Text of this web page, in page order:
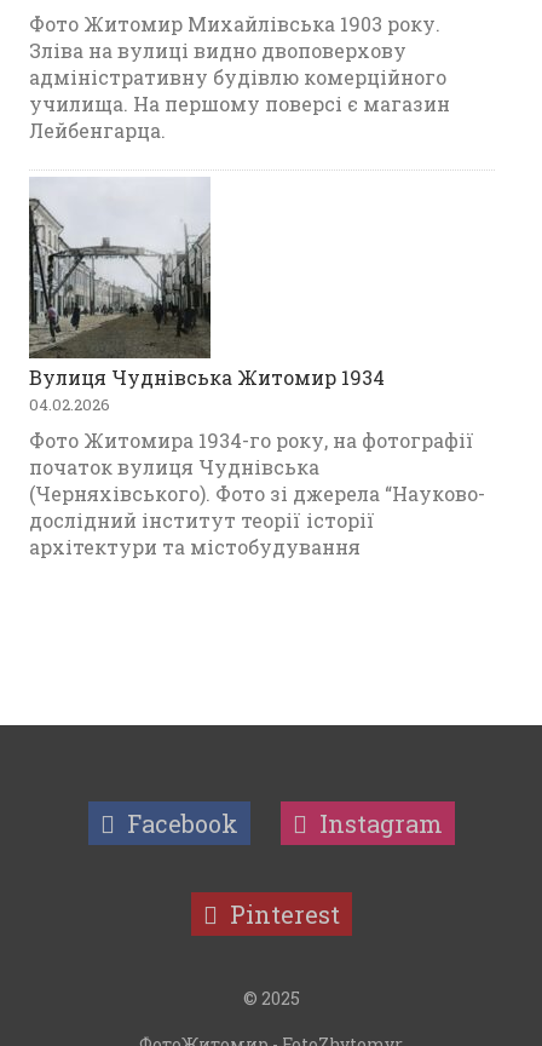
Фото Житомир Михайлівська 1903 року.
Зліва на вулиці видно двоповерхову
адміністративну будівлю комерційного
училища. На першому поверсі є магазин
Лейбенгарца.
Вулиця Чуднівська Житомир 1934
04.02.2026
Фото Житомира 1934-го року, на фотографії
початок вулиця Чуднівська
(Черняхівського). Фото зі джерела “Науково-
дослідний інститут теорії історії
архітектури та містобудування
Facebook Instagram
Pinterest
© 2025